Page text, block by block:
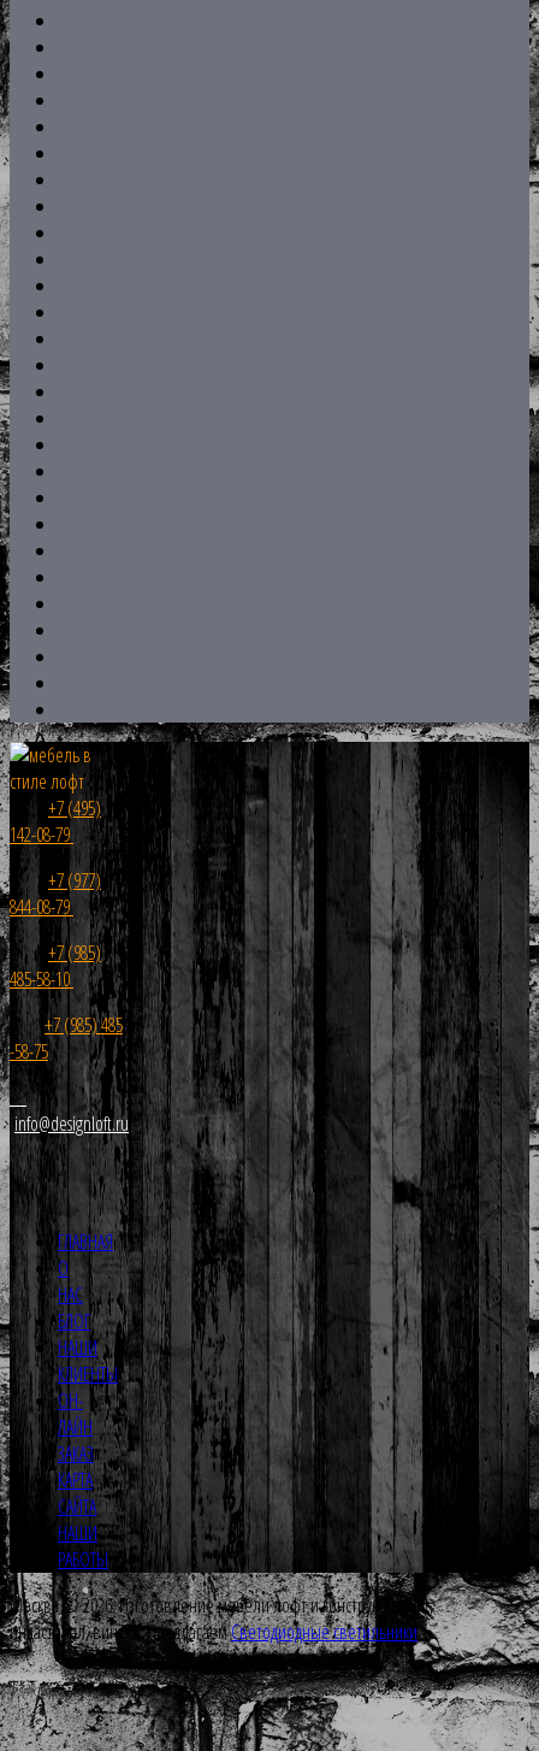
+7 (495)
142-08-79
+7 (977)
844-08-79
+7 (985)
485-58-10
+7 (985) 485
-58-75
info@designloft.ru
ГЛАВНАЯ
О
НАС
БЛОГ
НАШИ
КЛИЕНТЫ
ОН-
ЛАЙН
ЗАКАЗ
КАРТА
САЙТА
НАШИ
РАБОТЫ
Москва © 2026. Изготовление мебели лофт и конструкций Loft,
индастриал, винтаж. ПредлагаемСветодиодные светильники